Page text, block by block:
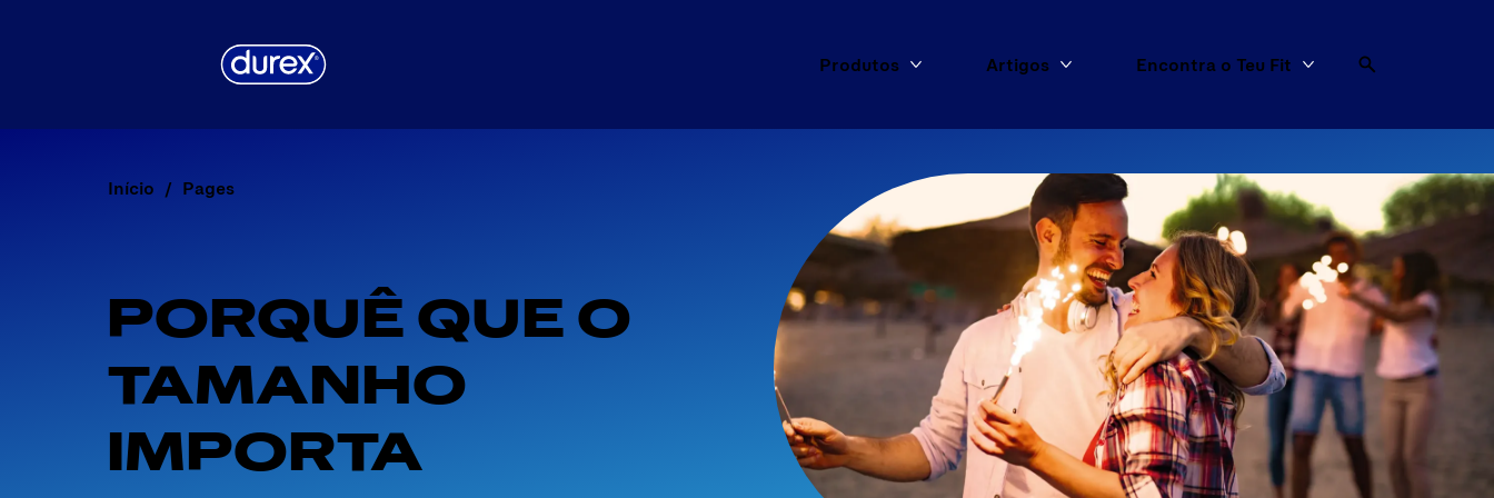
Produtos Mais Produtos
Artigos Mais ArtigosEncontra o Teu Fit Mais Encontra o Teu
Início Pages
PORQUÊ QUE O
TAMANHO
IMPORTA